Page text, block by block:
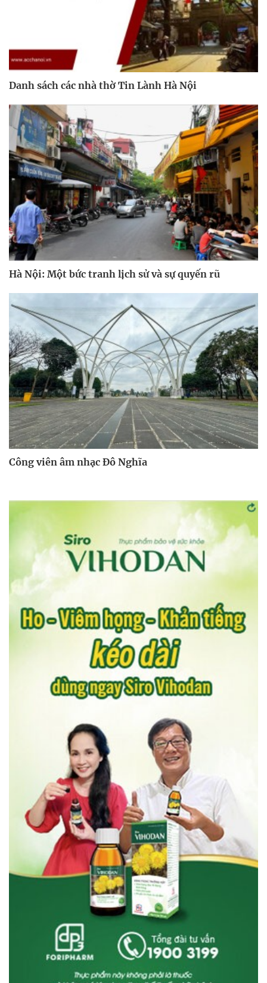
Danh sách các nhà thờ Tin Lành Hà Nội
Hà Nội: Một bức tranh lịch sử và sự quyến rũ
Công viên âm nhạc Đô Nghĩa